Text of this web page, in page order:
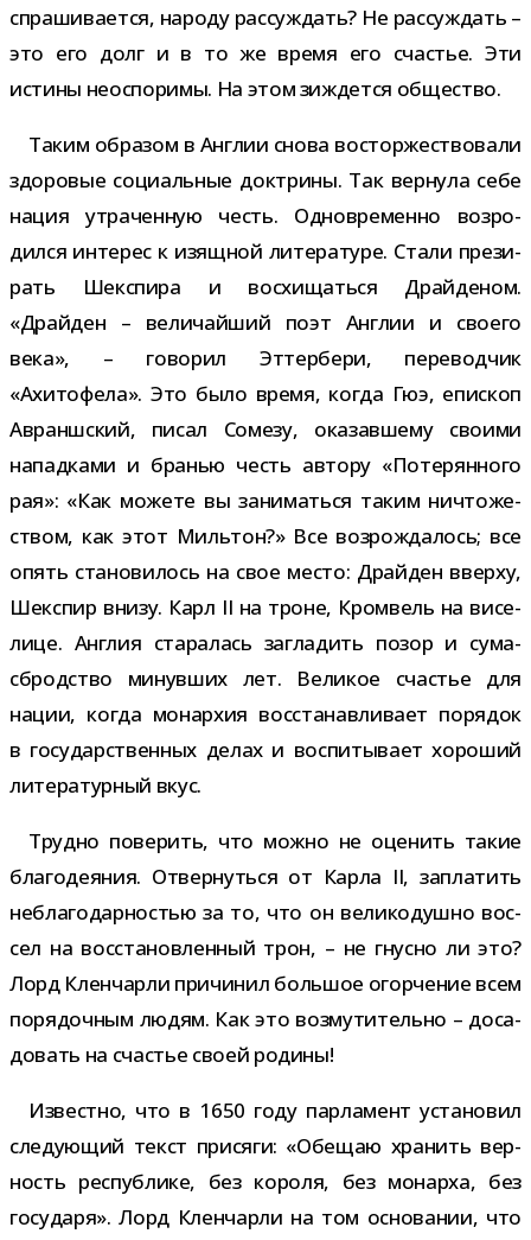
спра­ши­ва­ется, народу рас­суж­дать? Не рас­суж­дать –
это его долг и в то же время его сча­стье. Эти
истины неоспо­римы. На этом зиждется общество.
Таким обра­зом в Англии снова вос­тор­же­ство­вали
здо­ро­вые соци­аль­ные док­трины. Так вер­нула себе
нация утра­чен­ную честь. Одновременно воз­ро­
дился инте­рес к изящ­ной лите­ра­туре. Стали пре­зи­
рать Шекспира и вос­хи­щаться Драйденом.
«Драйден – вели­чай­ший поэт Англии и сво­его
века», – гово­рил Эттербери, пере­вод­чик
«Ахитофела». Это было время, когда Гюэ, епи­скоп
Авраншский, писал Сомезу, ока­зав­шему сво­ими
напад­ками и бра­нью честь автору «Потерянного
рая»: «Как можете вы зани­маться таким ничто­же­
ством, как этот Мильтон?» Все воз­рож­да­лось; все
опять ста­но­ви­лось на свое место: Драйден вверху,
Шекспир внизу. Карл II на троне, Кромвель на висе­
лице. Англия ста­ра­лась загла­дить позор и сума­
сброд­ство минув­ших лет. Великое сча­стье для
нации, когда монар­хия вос­ста­нав­ли­вает поря­док
в госу­дар­ствен­ных делах и вос­пи­ты­вает хоро­ший
лите­ра­тур­ный вкус.
Трудно пове­рить, что можно не оце­нить такие
бла­го­де­я­ния. Отвернуться от Карла II, запла­тить
небла­го­дар­но­стью за то, что он вели­ко­душно вос­
сел на вос­ста­нов­лен­ный трон, – не гнусно ли это?
Лорд Кленчарли при­чи­нил боль­шое огор­че­ние всем
поря­доч­ным людям. Как это воз­му­ти­тельно – доса­
до­вать на сча­стье своей родины!
Известно, что в 1650 году пар­ла­мент уста­но­вил
сле­ду­ю­щий текст при­сяги: «Обещаю хра­нить вер­
ность рес­пуб­лике, без короля, без монарха, без
госу­даря». Лорд Кленчарли на том осно­ва­нии, что